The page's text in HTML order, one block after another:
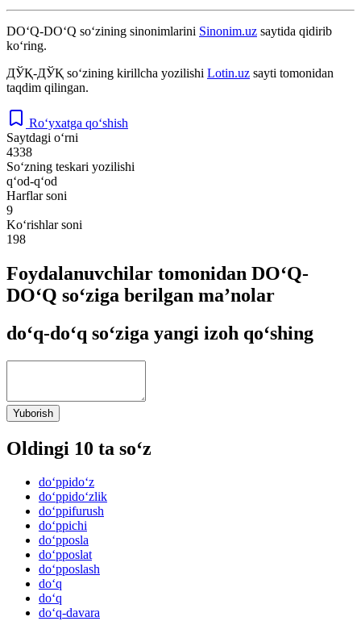
DO‘Q-DO‘Q so‘zining sinonimlarini Sinonim.uz saytida qidirib
ko‘ring.
ДЎҚ-ДЎҚ so‘zining kirillcha yozilishi Lotin.uz sayti tomonidan
taqdim qilingan.
Ro‘yxatga qo‘shish
Saytdagi o‘rni
4338
So‘zning teskari yozilishi
q‘od-q‘od
Harflar soni
9
Ko‘rishlar soni
198
Foydalanuvchilar tomonidan DO‘Q-
DO‘Q so‘ziga berilgan ma’nolar
do‘q-do‘q so‘ziga yangi izoh qo‘shing
Yuborish
Oldingi 10 ta so‘z
do‘ppido‘z
do‘ppido‘zlik
do‘ppifurush
do‘ppichi
do‘pposla
do‘pposlat
do‘pposlash
do‘q
do‘q
do‘q-davara